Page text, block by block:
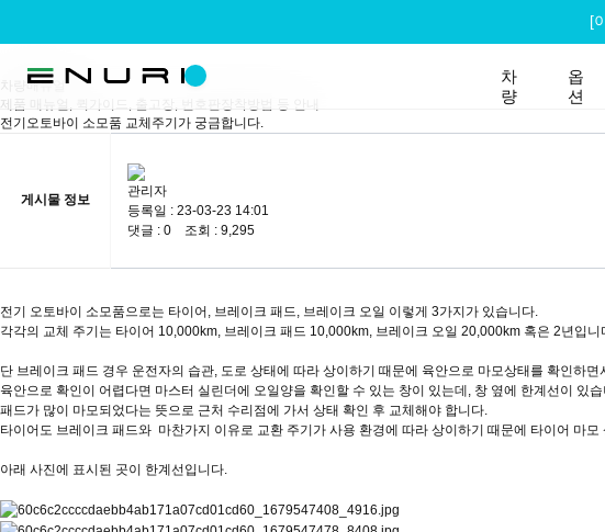
[
차
량
옵
션
차량매뉴얼
제품 매뉴얼, 퀵가이드, 출고장, 번호판장착방법 등 안내
전기오토바이 소모품 교체주기가 궁금합니다.
게시물 정보
관리자
등록일 : 23-03-23 14:01
댓글 : 0 조회 : 9,295
전기 오토바이 소모품으로는 타이어, 브레이크 패드, 브레이크 오일 이렇게 3가지가 있습니다.
각각의 교체 주기는 타이어 10,000km, 브레이크 패드 10,000km, 브레이크 오일 20,000km 혹은 2년입니
단 브레이크 패드 경우 운전자의 습관, 도로 상태에 따라 상이하기 때문에 육안으로 마모상태를 확인하
육안으로 확인이 어렵다면 마스터 실린더에 오일양을 확인할 수 있는 창이 있는데, 창 옆에 한계선이 있
패드가 많이 마모되었다는 뜻으로 근처 수리점에 가서 상태 확인 후 교체해야 합니다.
타이어도 브레이크 패드와 마찬가지 이유로 교환 주기가 사용 환경에 따라 상이하기 때문에 타이어 마
아래 사진에 표시된 곳이 한계선입니다.